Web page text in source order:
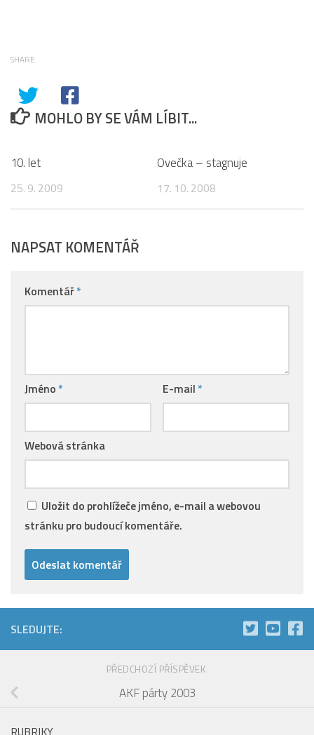
SHARE
MOHLO BY SE VÁM LÍBIT...
10. let
25. 9. 2009
Ovečka – stagnuje
17. 10. 2008
NAPSAT KOMENTÁŘ
Komentář*
Jméno * E-mail *
Webová stránka
Uložit do prohlížeče jméno, e-mail a webovou
stránku pro budoucí komentáře.
SLEDUJTE:
PŘEDCHOZÍ PŘÍSPĚVEK
AKF párty 2003
RUBRIKY